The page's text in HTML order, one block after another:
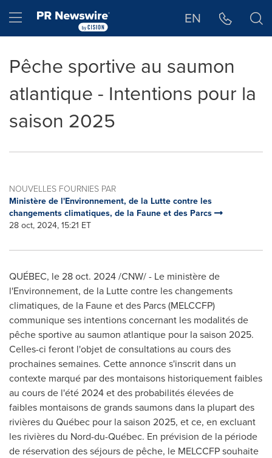
Hamburger menu EN
Pêche sportive au saumon
atlantique - Intentions pour la
saison 2025
NOUVELLES FOURNIES PAR
Ministère de l'Environnement, de la Lutte contre les
changements climatiques, de la Faune et des Parcs
28 oct, 2024, 15:21 ET
QUÉBEC, le28 oct. 2024/CNW/ - Le ministère de
l'Environnement, de la Lutte contre les changements
climatiques, de la Faune et des Parcs (MELCCFP)
communique ses intentions concernant les modalités de
pêche sportive au saumon atlantique pour la saison 2025.
Celles-ci feront l'objet de consultations au cours des
prochaines semaines. Cette annonce s'inscrit dans un
contexte marqué par des montaisons historiquement faibles
au cours de l'été2024 etdes probabilités élevées de
faibles montaisons de grands saumons dans la plupart des
rivières du Québec pour la saison 2025, etce, en excluant
les rivières du Nord-du-Québec. En prévision de la période
de réservation des séjours de pêche, le MELCCFP souhaite